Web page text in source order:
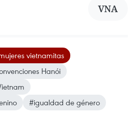
VNA
vietnamitas
Hanói
#igualdad de género